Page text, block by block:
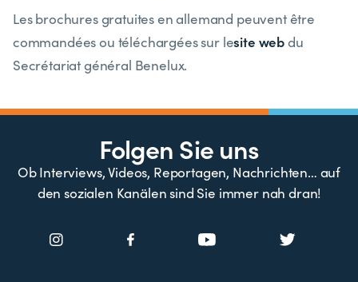
Les brochures gratuites en allemand peuvent être
commandées ou téléchargées sur lesite webdu
Secrétariat général Benelux.
Folgen Sie uns
Ob Interviews, Videos, Reportagen, Nachrichten… auf
den sozialen Kanälen sind Sie immer nah dran!